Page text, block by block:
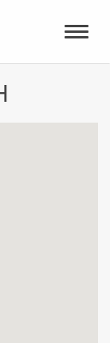
Toggle